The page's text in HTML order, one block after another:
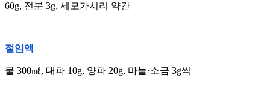
60g, 전분 3g, 세모가시리 약간
절임액
물 300㎖, 대파 10g, 양파 20g, 마늘·소금 3g씩